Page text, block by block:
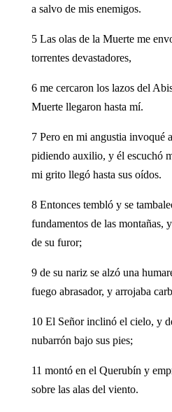
a salvo de mis enemigos.
5 Las olas de la Muerte me
torrentes devastadores,
6 me cercaron los lazos del
Muerte llegaron hasta mí.
7 Pero en mi angustia invoqué
pidiendo auxilio, y él escuchó
mi grito llegó hasta sus oídos.
8 Entonces tembló y se
fundamentos de las montañas,
de su furor;
9 de su nariz se alzó una
fuego abrasador, y arrojaba
10 El Señor inclinó el cielo, y
nubarrón bajo sus pies;
11 montó en el Querubín y
sobre las alas del viento.